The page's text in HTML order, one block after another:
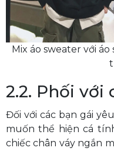
Mix áo sweater với
2.2. Phối với
Đối với các bạn gái
muốn thể hiện cá
chiếc chân váy ngắn